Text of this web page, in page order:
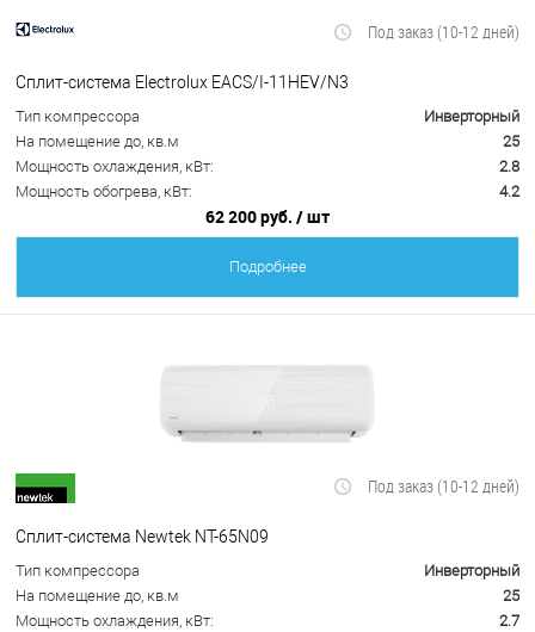
Под заказ (10-12 дней)
Сплит-система Electrolux EACS/I-11HEV/N3
Тип компрессора
Инверторный
На помещение до, кв.м
25
Мощность охлаждения, кВт:
2.8
Мощность обогрева, кВт:
4.2
62 200 руб. / шт
Подробнее
Под заказ (10-12 дней)
Сплит-система Newtek NT-65N09
Тип компрессора
Инверторный
На помещение до, кв.м
25
Мощность охлаждения, кВт:
2.7